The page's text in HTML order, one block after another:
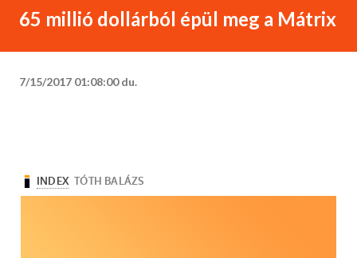
65 millió dollárból épül meg a Mátrix
7/15/2017 01:08:00 du.